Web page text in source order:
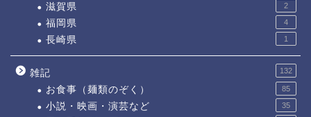
滋賀県 2
福岡県 4
長崎県 1
雑記 132
お食事（麺類のぞく） 85
小説・映画・演芸など 35